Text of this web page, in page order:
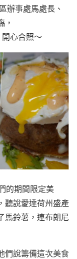
辦事處馬處長、
，
心合照～
的期間限定美
聽說愛達荷州盛產
馬鈴薯，連布朗尼
們說籌備這次美食